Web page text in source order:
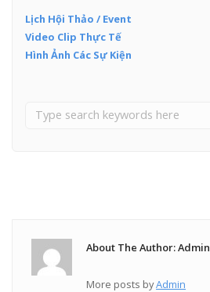
Lịch Hội Thảo / Event
Video Clip Thực Tế
Hình Ảnh Các Sự Kiện
About The Author: Admin
More posts byAdmin